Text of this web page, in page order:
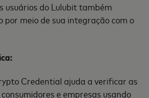
usuários do Lulubit também
por meio de sua integração com o
Credential ajuda a verificar as
e empresas usando